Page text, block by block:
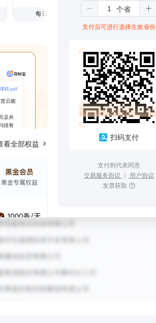
每日仅1.08元
看全部权益
支付后可进行选择生效省份
扫码支付
支付则代表同意
交易服务协议 ｜ 用户协议
发票获取